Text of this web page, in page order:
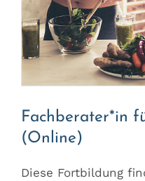
Fachberater*in
(Online)
Diese Fortbildung